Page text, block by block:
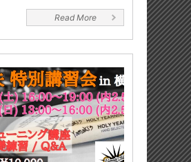
Read More